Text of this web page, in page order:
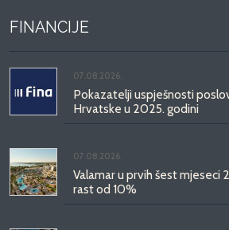
FINANCIJE
07.08.2026.
Pokazatelji uspješnosti
Hrvatske u 2025. godini
07.08.2026.
Valamar u prvih šest mjeseci
rast od 10%